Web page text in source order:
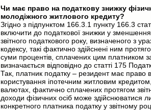
Чи має право на податкову знижку
молодіжного житлового кредиту?
Згідно з підпунктом 166.3.1 пункту 166.3
включити до податкової знижки у
звітного податкового року, визначеного з
кодексу, такі фактично здійснені ним
суми процентів, сплачених цим платником
визначається відповідно до статті 175
Так, платник податку – резидент має право
користування іпотечним житловим
валютах, фактично сплачених протягом
доходи фізичних осіб може здійснюватися
конкретного платника податку у звітному